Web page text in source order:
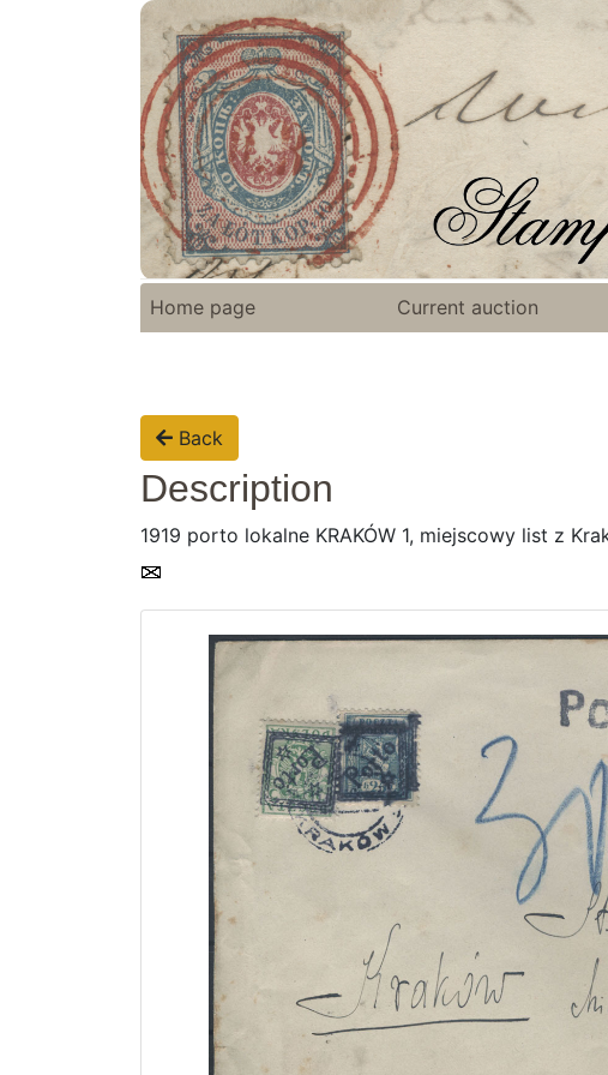
Home page Current auction
Back
Description
1919 porto lokalne KRAKÓW 1, miejscowy list z